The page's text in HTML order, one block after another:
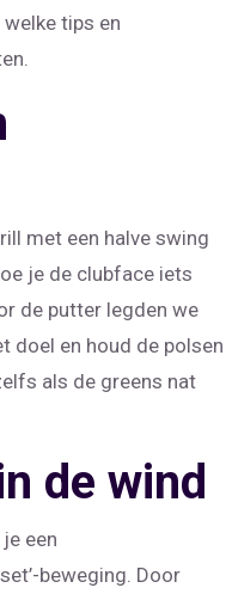
tips en
met een halve swing
je de clubface iets
de putter legden we
doel en houd de polsen
als de greens nat
de wind
een
beweging. Door